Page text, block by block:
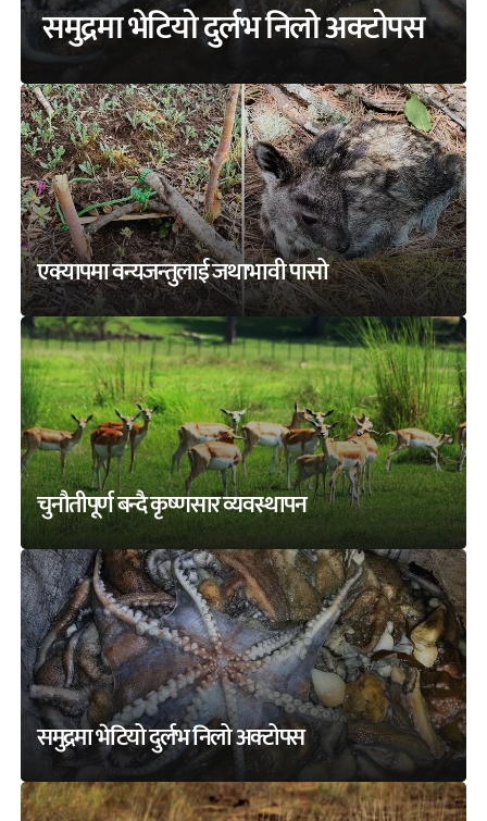
समुद्रमा भेटियो दुर्लभ निलो अक्टोपस
एक्यापमा वन्यजन्तुलाई जथाभावी पासो
चुनौतीपूर्ण बन्दै कृष्णसार व्यवस्थापन
समुद्रमा भेटियो दुर्लभ निलो अक्टोपस